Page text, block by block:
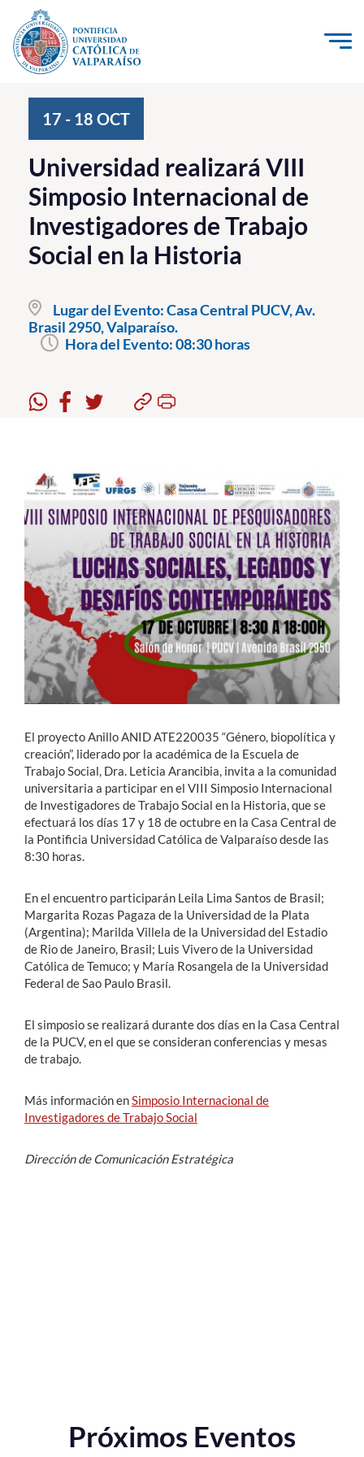
Click acá para ir directamente al contenido
Investigación, Creación e Innovación
PUCV Internacional
Vinculación con el Medio
Admisión
Postgrado
Formación Continua
Estudiantes
Funcionarios
Alumni
English
17 - 18 OCT
Universidad realizará VIII
Simposio Internacional de
Investigadores de Trabajo
Social en la Historia
Lugar del Evento:Casa Central PUCV, Av.
Brasil 2950, Valparaíso.
Hora del Evento:08:30 horas
El proyecto Anillo ANID ATE220035 “Género, biopolítica y
creación”, liderado por la académica de la Escuela de
Trabajo Social, Dra. Leticia Arancibia, invita a la comunidad
universitaria a participar en el VIII Simposio Internacional
de Investigadores de Trabajo Social en la Historia, que se
efectuará los días 17 y 18 de octubre en la Casa Central de
la Pontificia Universidad Católica de Valparaíso desde las
8:30 horas.
En el encuentro participarán Leila Lima Santos de Brasil;
Margarita Rozas Pagaza de la Universidad de la Plata
(Argentina); Marilda Villela de la Universidad del Estadio
de Rio de Janeiro, Brasil; Luis Vivero de la Universidad
Católica de Temuco; y María Rosangela de la Universidad
Federal de Sao Paulo Brasil.
El simposio se realizará durante dos días en la Casa Central
de la PUCV, en el que se consideran conferencias y mesas
de trabajo.
Más información en Simposio Internacional de
Investigadores de Trabajo Social
Dirección de Comunicación Estratégica
Próximos Eventos